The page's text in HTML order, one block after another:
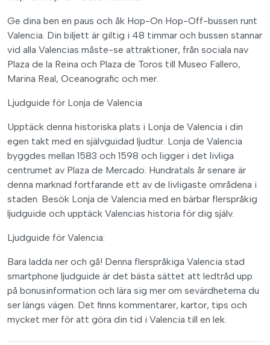
Ge dina ben en paus och åk Hop-On Hop-Off-bussen runt
Valencia. Din biljett är giltig i 48 timmar och bussen stannar
vid alla Valencias måste-se attraktioner, från sociala nav
Plaza de la Reina och Plaza de Toros till Museo Fallero,
Marina Real, Oceanografic och mer.
Ljudguide för Lonja de Valencia
Upptäck denna historiska plats i Lonja de Valencia i din
egen takt med en självguidad ljudtur. Lonja de Valencia
byggdes mellan 1583 och 1598 och ligger i det livliga
centrumet av Plaza de Mercado. Hundratals år senare är
denna marknad fortfarande ett av de livligaste områdena i
staden. Besök Lonja de Valencia med en bärbar flerspråkig
ljudguide och upptäck Valencias historia för dig själv.
Ljudguide för Valencia:
Bara ladda ner och gå! Denna flerspråkiga Valencia stad
smartphone ljudguide är det bästa sättet att ledtråd upp
på bonusinformation och lära sig mer om sevärdheterna du
ser längs vägen. Det finns kommentarer, kartor, tips och
mycket mer för att göra din tid i Valencia till en lek.